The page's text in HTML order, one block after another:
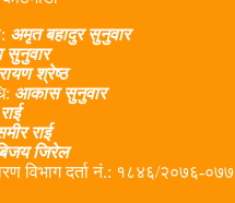
अमृत बहादुर सुनुवार
सुनुवार
श्रेष्ठ
आकास सुनुवार
राई
जिरेल
विभाग दर्ता नं‌.: १८४६/२०७६-०७७